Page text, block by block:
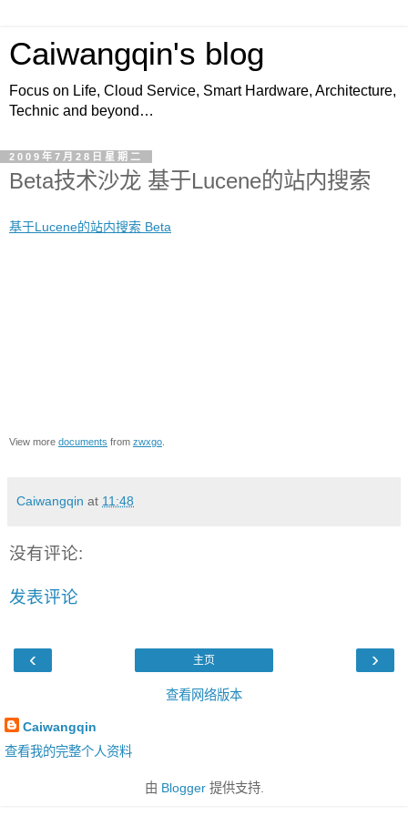
Caiwangqin's blog
Focus on Life, Cloud Service, Smart Hardware, Architecture,
Technic and beyond…
2009年7月28日星期二
Beta技术沙龙 基于Lucene的站内搜索
基于Lucene的站内搜索 Beta
View more documents from zwxgo
Caiwangqin at 11:48
没有评论:
发表评论
‹ ›
主页
查看网络版本
Caiwangqin
查看我的完整个人资料
由 Blogger提供支持.